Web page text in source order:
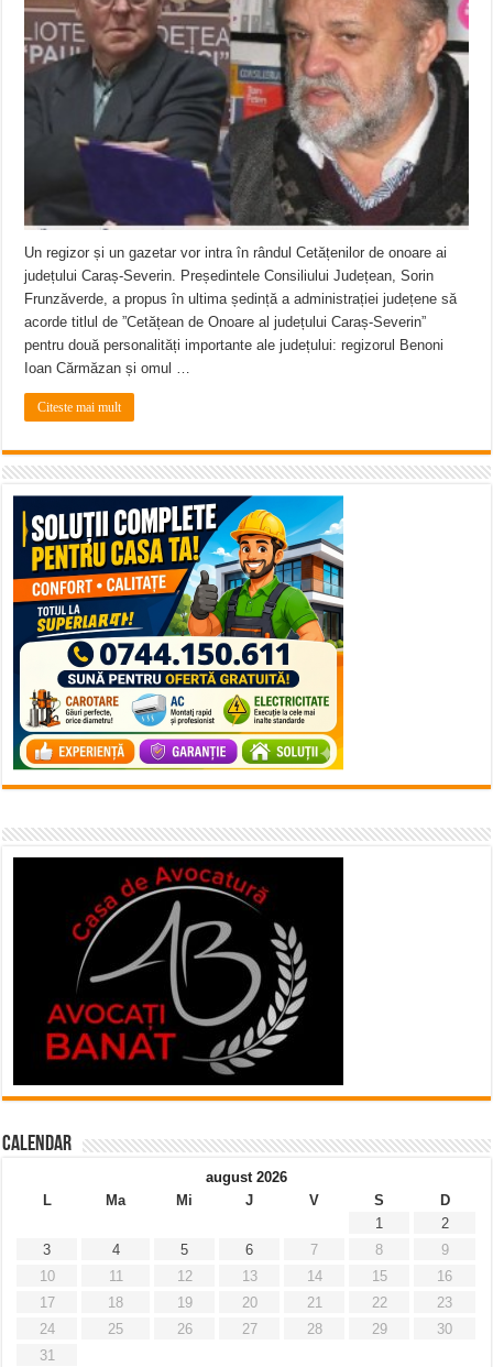
Un regizor și un gazetar vor intra în rândul Cetățenilor de onoare ai
județului Caraș-Severin. Președintele Consiliului Județean, Sorin
Frunzăverde, a propus în ultima ședință a administrației județene să
acorde titlul de ”Cetățean de Onoare al județului Caraș-Severin”
pentru două personalități importante ale județului: regizorul Benoni
Ioan Cărmăzan și omul …
Citeste mai mult
Calendar
august 2026
L
Ma Mi J V S
D
1
2
3
4 5 6 7 8
9
10
11 12 13 14 15
16
17
18 19 20 21 22
23
24
25 26 27 28 29
30
31